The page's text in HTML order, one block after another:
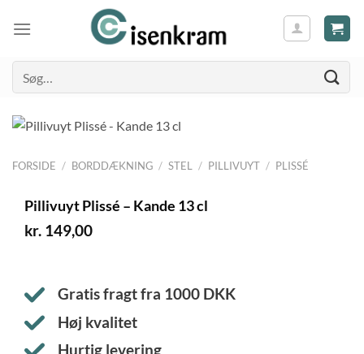
efter:
FORSIDE / BORDDÆKNING / STEL / PILLIVUYT / PLISSÉ
Pillivuyt Plissé – Kande 13 cl
kr. 149,00
Gratis fragt fra 1000 DKK
Høj kvalitet
Hurtig levering